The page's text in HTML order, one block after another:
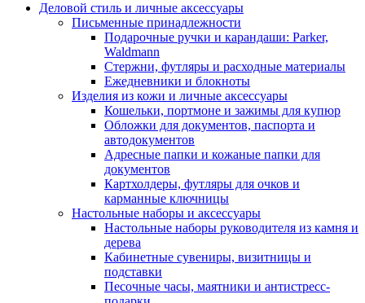
Деловой стиль и личные аксессуары
Письменные принадлежности
Подарочные ручки и карандаши: Parker,
Waldmann
Стержни, футляры и расходные материалы
Ежедневники и блокноты
Изделия из кожи и личные аксессуары
Кошельки, портмоне и зажимы для купюр
Обложки для документов, паспорта и
автодокументов
Адресные папки и кожаные папки для
документов
Картхолдеры, футляры для очков и
карманные ключницы
Настольные наборы и аксессуары
Настольные наборы руководителя из камня и
дерева
Кабинетные сувениры, визитницы и
подставки
Песочные часы, маятники и антистресс-